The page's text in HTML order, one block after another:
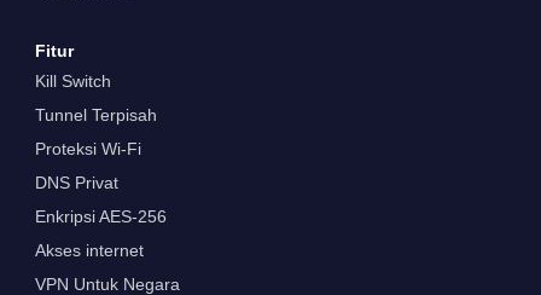
Fitur
Kill Switch
Tunnel Terpisah
Proteksi Wi-Fi
DNS Privat
Enkripsi AES-256
Akses internet
VPN Untuk Negara